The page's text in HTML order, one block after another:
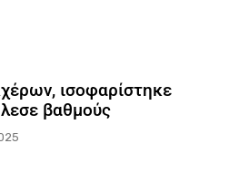
ισοφαρίστηκε
βαθμούς